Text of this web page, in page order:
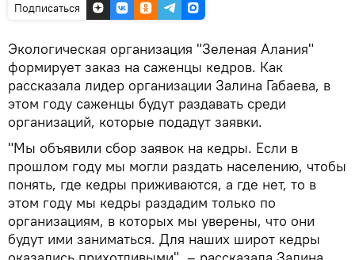
Подписаться
Экологическая организация "Зеленая Алания"
формирует заказ на саженцы кедров. Как
рассказала лидер организации Залина Габаева, в
этом году саженцы будут раздавать среди
организаций, которые подадут заявки.
"Мы объявили сбор заявок на кедры. Если в
прошлом году мы могли раздать населению, чтобы
понять, где кедры приживаются, а где нет, то в
этом году мы кедры раздадим только по
организациям, в которых мы уверены, что они
будут ими заниматься. Для наших широт кедры